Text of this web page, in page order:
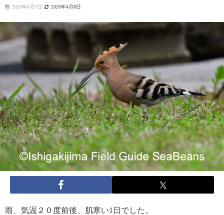
2020年4月7日 2020年4月8日
雨、気温２０度前後、肌寒い1日でした。